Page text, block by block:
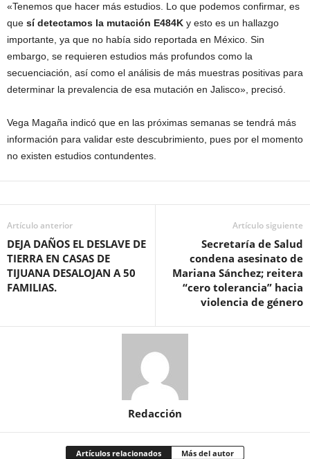
«Tenemos que hacer más estudios. Lo que podemos confirmar, es
que sí detectamos la mutación E484K y esto es un hallazgo
importante, ya que no había sido reportada en México. Sin
embargo, se requieren estudios más profundos como la
secuenciación, así como el análisis de más muestras positivas para
determinar la prevalencia de esa mutación en Jalisco», precisó.
Vega Magaña indicó que en las próximas semanas se tendrá más
información para validar este descubrimiento, pues por el momento
no existen estudios contundentes.
Artículo anterior
DEJA DAÑOS EL DESLAVE DE
TIERRA EN CASAS DE
TIJUANA DESALOJAN A 50
FAMILIAS.
Artículo siguiente
Secretaría de Salud
condena asesinato de
Mariana Sánchez; reitera
“cero tolerancia” hacia
violencia de género
Redacción
Artículos relacionados Más del autor